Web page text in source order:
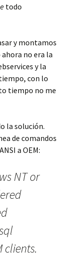
todo
y montamos
ahora no era la
y la
con lo
tiempo no me
la solución.
de comandos
a OEM:
NT or
clients.